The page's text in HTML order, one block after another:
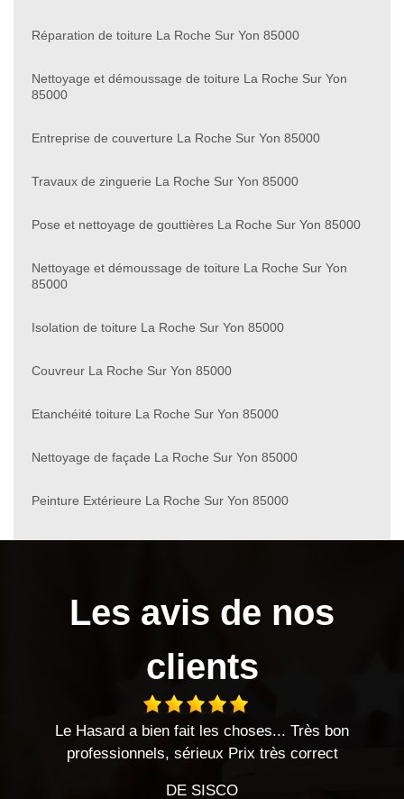
Réparation de toiture La Roche Sur Yon 85000
Nettoyage et démoussage de toiture La Roche Sur Yon
85000
Entreprise de couverture La Roche Sur Yon 85000
Travaux de zinguerie La Roche Sur Yon 85000
Pose et nettoyage de gouttières La Roche Sur Yon 85000
Nettoyage et démoussage de toiture La Roche Sur Yon
85000
Isolation de toiture La Roche Sur Yon 85000
Couvreur La Roche Sur Yon 85000
Etanchéité toiture La Roche Sur Yon 85000
Nettoyage de façade La Roche Sur Yon 85000
Peinture Extérieure La Roche Sur Yon 85000
Les avis de nos
clients
Le Hasard a bien fait les choses... Très bon
professionnels, sérieux Prix très correct
DE SISCO